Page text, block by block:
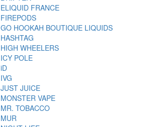
ELIQUID FRANCE
FIREPODS
GO HOOKAH BOUTIQUE LIQUIDS
HASHTAG
HIGH WHEELERS
ICY POLE
iD
IVG
JUST JUICE
MONSTER VAPE
MR. TOBACCO
MUR